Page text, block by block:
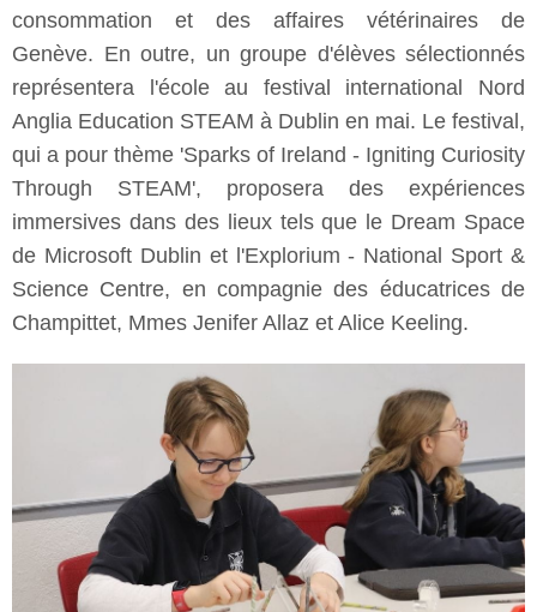
consommation et des affaires vétérinaires de
Genève. En outre, un groupe d'élèves sélectionnés
représentera l'école au festival international Nord
Anglia Education STEAM à Dublin en mai. Le festival,
qui a pour thème 'Sparks of Ireland - Igniting Curiosity
Through STEAM', proposera des expériences
immersives dans des lieux tels que le Dream Space
de Microsoft Dublin et l'Explorium - National Sport &
Science Centre, en compagnie des éducatrices de
Champittet, Mmes Jenifer Allaz et Alice Keeling.